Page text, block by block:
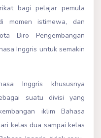
bagi pelajar pemula
momen istimewa, dan
Biro Pengembangan
Inggris untuk semakin
Inggris khususnya
suatu divisi yang
iklim Bahasa
kelas dua sampai kelas